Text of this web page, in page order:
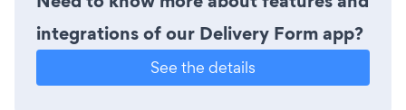
integrations of our Delivery Form app?
See the details